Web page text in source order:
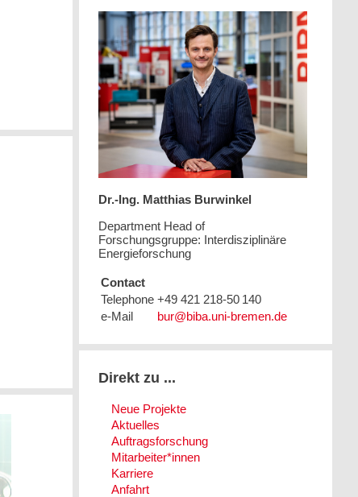
Dr.-Ing. Matthias Burwinkel
Department Head of
Forschungsgruppe: Interdisziplinäre
Energieforschung
Contact
Telephone +49 421 218-50 140
e-Mail
Direkt zu ...
Neue Projekte
Aktuelles
Auftragsforschung
Mitarbeiter*innen
Karriere
Anfahrt